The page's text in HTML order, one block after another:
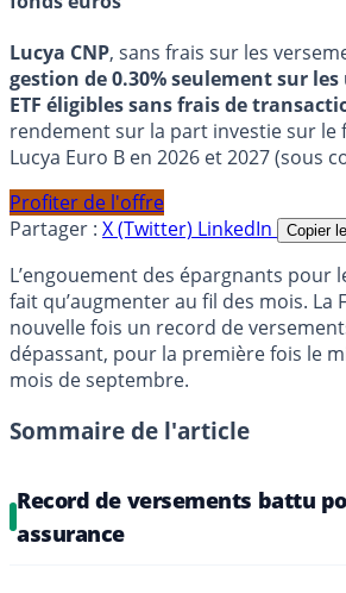
Lucya CNP, sans frais sur les
gestion de 0.30% seulement sur
ETF éligibles sans frais de
rendement sur la part investie sur le
Lucya Euro B en 2026 et 2027 (sous
Profiter de l'offre
Partager : X (Twitter) LinkedIn Copier
L’engouement des épargnants pour
fait qu’augmenter au fil des mois. La
nouvelle fois un record de
dépassant, pour la première fois le
mois de septembre.
Sommaire de l'article
Record de versements battu
assurance